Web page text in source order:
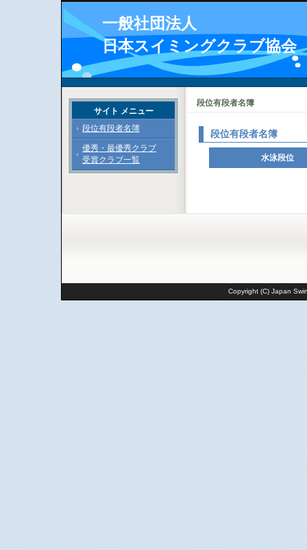
一般社団法人
日本スイミングクラブ協会
段位有段者名簿
段位有段者名簿
水泳段位
サイト メニュー
段位有段者名簿
優秀・最優秀クラブ
受賞クラブ一覧
Copyright (C) Japan